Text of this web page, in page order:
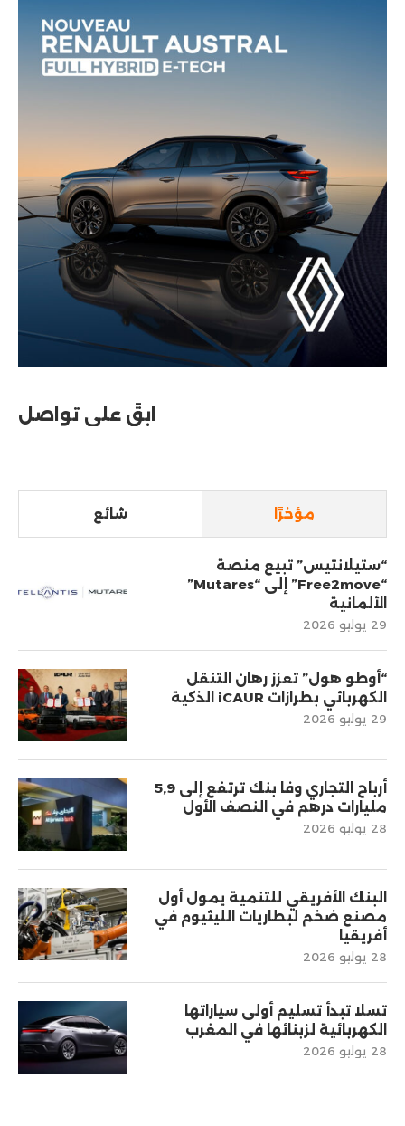
ابقَ على تواصل
مؤخرًا شائع
“ستيلانتيس” تبيع منصة
“Free2move” إلى “Mutares”
الألمانية
29 يوليو 2026
“أوطو هول” تعزز رهان التنقل
الكهربائي بطرازات iCAUR الذكية
29 يوليو 2026
أرباح التجاري وفا بنك ترتفع إلى 5,9
مليارات درهم في النصف الأول
28 يوليو 2026
البنك الأفريقي للتنمية يمول أول
مصنع ضخم لبطاريات الليثيوم في
أفريقيا
28 يوليو 2026
تسلا تبدأ تسليم أولى سياراتها
الكهربائية لزبنائها في المغرب
28 يوليو 2026